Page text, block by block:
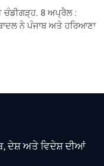
ਚੰਡੀਗੜ੍ਹ. 8 ਅਪ੍ਰੈਲ :
ਨੇ ਪੰਜਾਬ ਅਤੇ ਹਰਿਆਣਾ
ਦੇਸ਼ ਅਤੇ ਵਿਦੇਸ਼ ਦੀਆਂ